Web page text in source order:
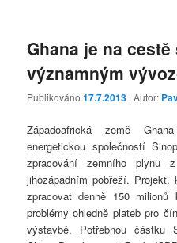
Ghana je na cestě
významným
Publikováno17.7.2013 | Autor:
Západoafrická země
energetickou společností
zpracování zemního plynu
jihozápadním pobřeží.
zpracovat denně 150
problémy ohledně plateb pro
výstavbě. Potřebnou částku